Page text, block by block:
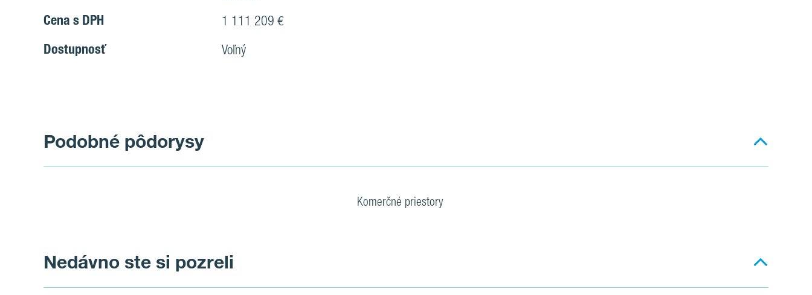
Cena s DPH 1 111 209 €
Dostupnosť Voľný
Podobné pôdorysy
Komerčné priestory
Nedávno ste si pozreli